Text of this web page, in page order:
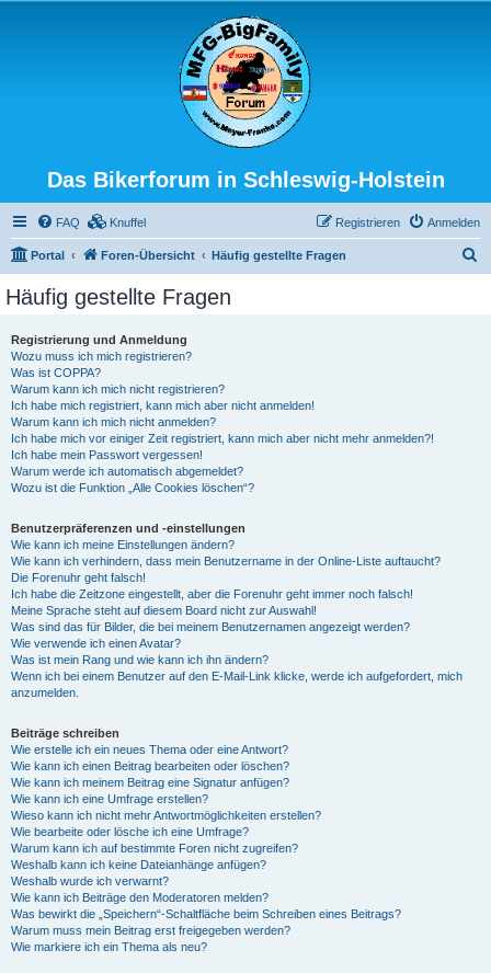
Das Bikerforum in Schleswig-Holstein
FAQ Knuffel Anmelden
Registrieren
Portal Foren-Übersicht Häufig gestellte Fragen
Häufig gestellte Fragen
Registrierung und Anmeldung
Wozu muss ich mich registrieren?
Was ist COPPA?
Warum kann ich mich nicht registrieren?
Ich habe mich registriert, kann mich aber nicht anmelden!
Warum kann ich mich nicht anmelden?
Ich habe mich vor einiger Zeit registriert, kann mich aber nicht mehr anmelden?!
Ich habe mein Passwort vergessen!
Warum werde ich automatisch abgemeldet?
Wozu ist die Funktion „Alle Cookies löschen“?
Benutzerpräferenzen und -einstellungen
Wie kann ich meine Einstellungen ändern?
Wie kann ich verhindern, dass mein Benutzername in der Online-Liste auftaucht?
Die Forenuhr geht falsch!
Ich habe die Zeitzone eingestellt, aber die Forenuhr geht immer noch falsch!
Meine Sprache steht auf diesem Board nicht zur Auswahl!
Was sind das für Bilder, die bei meinem Benutzernamen angezeigt werden?
Wie verwende ich einen Avatar?
Was ist mein Rang und wie kann ich ihn ändern?
Wenn ich bei einem Benutzer auf den E-Mail-Link klicke, werde ich aufgefordert, mich
anzumelden.
Beiträge schreiben
Wie erstelle ich ein neues Thema oder eine Antwort?
Wie kann ich einen Beitrag bearbeiten oder löschen?
Wie kann ich meinem Beitrag eine Signatur anfügen?
Wie kann ich eine Umfrage erstellen?
Wieso kann ich nicht mehr Antwortmöglichkeiten erstellen?
Wie bearbeite oder lösche ich eine Umfrage?
Warum kann ich auf bestimmte Foren nicht zugreifen?
Weshalb kann ich keine Dateianhänge anfügen?
Weshalb wurde ich verwarnt?
Wie kann ich Beiträge den Moderatoren melden?
Was bewirkt die „Speichern“-Schaltfläche beim Schreiben eines Beitrags?
Warum muss mein Beitrag erst freigegeben werden?
Wie markiere ich ein Thema als neu?